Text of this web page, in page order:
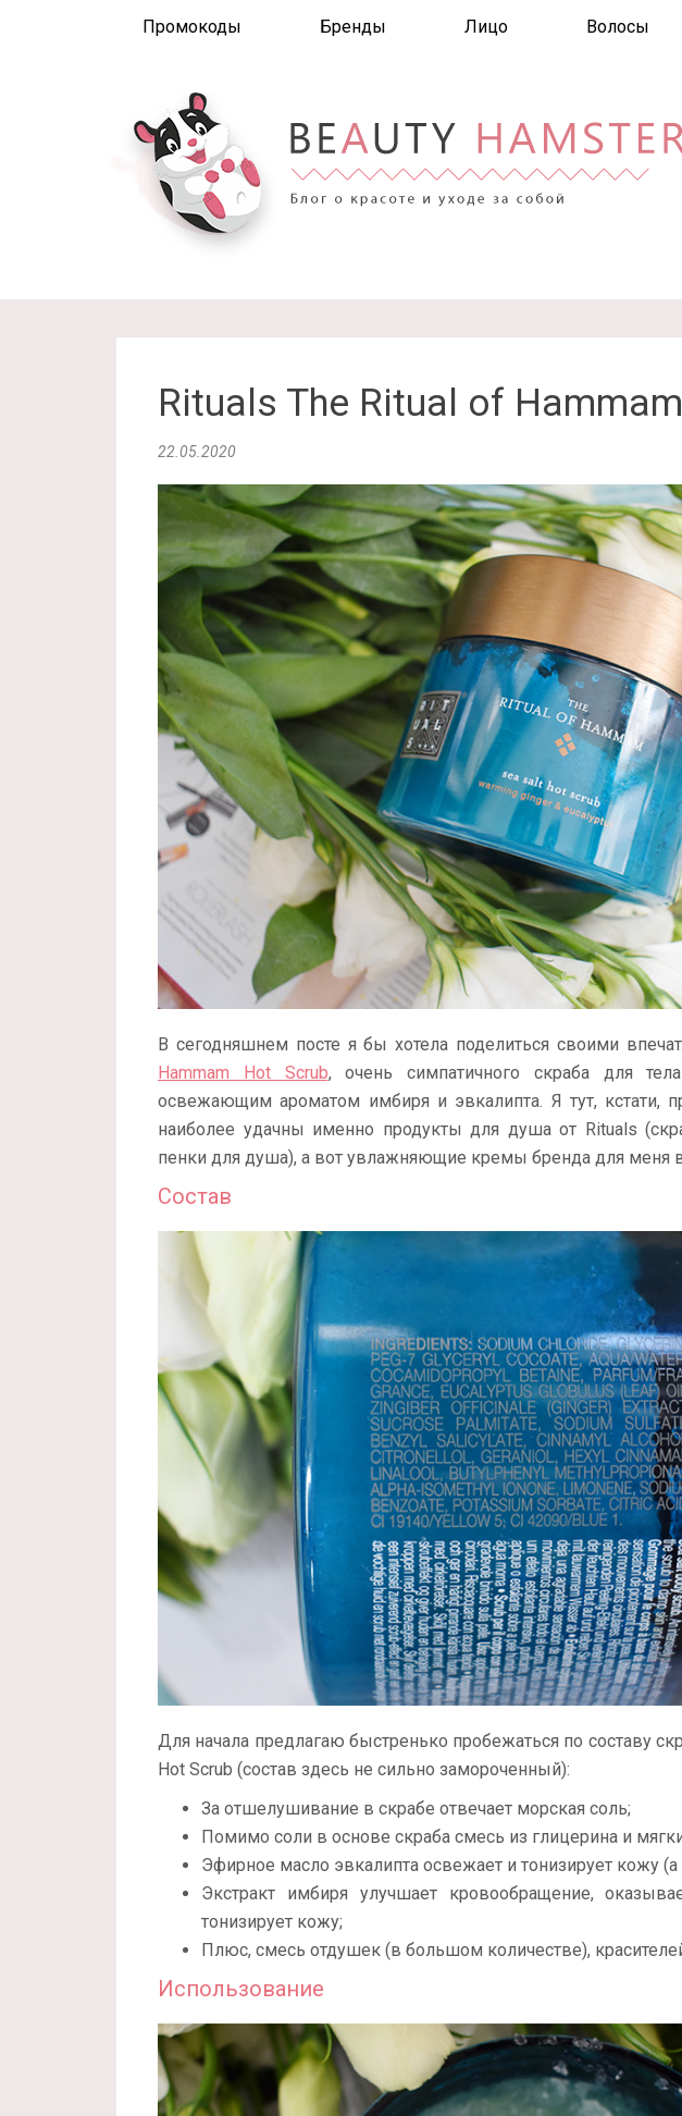
Промокоды Бренды Лицо Волосы
Rituals The Ritual of
22.05.2020
В сегодняшнем посте я бы хотела поделиться своими
Hammam Hot Scrub, очень симпатичного скраба для
освежающим ароматом имбиря и эвкалипта. Я тут, кстати,
наиболее удачны именно продукты для душа от Rituals
пенки для душа), а вот увлажняющие кремы бренда для меня
Состав
Для начала предлагаю быстренько пробежаться по составу
Hot Scrub (состав здесь не сильно замороченный):
За отшелушивание в скрабе отвечает морская соль;
Помимо соли в основе скраба смесь из глицерина и
Эфирное масло эвкалипта освежает и тонизирует кожу
Экстракт имбиря улучшает кровообращение,
тонизирует кожу;
Плюс, смесь отдушек (в большом количестве),
Использование